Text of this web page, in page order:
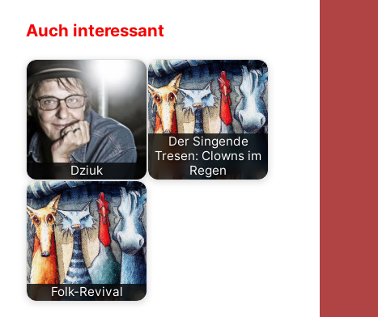
Auch interessant
Dziuk
Eine Biographie
über Danny Dziuk
zu schreiben, ist
keine leichte…
Der Singende
Tresen: Clowns im
Regen
Folk-Revival